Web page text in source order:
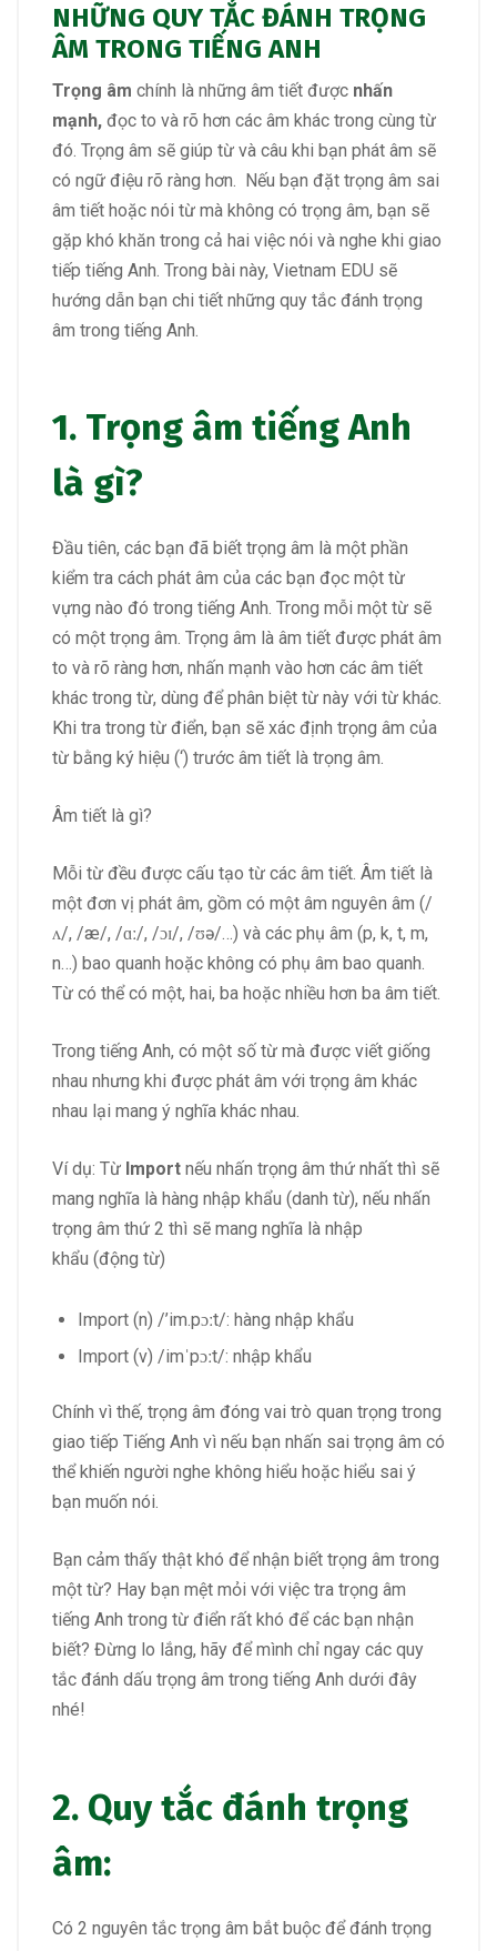
NHỮNG QUY TẮC ĐÁNH TRỌNG
ÂM TRONG TIẾNG ANH
Trọng âm chính là những âm tiết được nhấn
mạnh, đọc to và rõ hơn các âm khác trong cùng từ
đó. Trọng âm sẽ giúp từ và câu khi bạn phát âm sẽ
có ngữ điệu rõ ràng hơn. Nếu bạn đặt trọng âm sai
âm tiết hoặc nói từ mà không có trọng âm, bạn sẽ
gặp khó khăn trong cả hai việc nói và nghe khi giao
tiếp tiếng Anh. Trong bài này, Vietnam EDU sẽ
hướng dẫn bạn chi tiết những quy tắc đánh trọng
âm trong tiếng Anh.
1. Trọng âm tiếng Anh
là gì?
Đầu tiên, các bạn đã biết trọng âm là một phần
kiểm tra cách phát âm của các bạn đọc một từ
vựng nào đó trong tiếng Anh. Trong mỗi một từ sẽ
có một trọng âm. Trọng âm là âm tiết được phát âm
to và rõ ràng hơn, nhấn mạnh vào hơn các âm tiết
khác trong từ, dùng để phân biệt từ này với từ khác.
Khi tra trong từ điển, bạn sẽ xác định trọng âm của
từ bằng ký hiệu (‘) trước âm tiết là trọng âm.
Âm tiết là gì?
Mỗi từ đều được cấu tạo từ các âm tiết. Âm tiết là
một đơn vị phát âm, gồm có một âm nguyên âm (/
ʌ/, /æ/, /ɑː/, /ɔɪ/, /ʊə/…) và các phụ âm (p, k, t, m,
n…) bao quanh hoặc không có phụ âm bao quanh.
Từ có thể có một, hai, ba hoặc nhiều hơn ba âm tiết.
Trong tiếng Anh, có một số từ mà được viết giống
nhau nhưng khi được phát âm với trọng âm khác
nhau lại mang ý nghĩa khác nhau.
Ví dụ: Từ Import nếu nhấn trọng âm thứ nhất thì sẽ
mang nghĩa là hàng nhập khẩu (danh từ), nếu nhấn
trọng âm thứ 2 thì sẽ mang nghĩa là nhập
khẩu (động từ)
Import (n) /’im.pɔːt/: hàng nhập khẩu
Import (v) /imˈpɔːt/: nhập khẩu
Chính vì thế, trọng âm đóng vai trò quan trọng trong
giao tiếp Tiếng Anh vì nếu bạn nhấn sai trọng âm có
thể khiến người nghe không hiểu hoặc hiểu sai ý
bạn muốn nói.
Bạn cảm thấy thật khó để nhận biết trọng âm trong
một từ? Hay bạn mệt mỏi với việc tra trọng âm
tiếng Anh trong từ điển rất khó để các bạn nhận
biết? Đừng lo lắng, hãy để mình chỉ ngay các quy
tắc đánh dấu trọng âm trong tiếng Anh dưới đây
nhé!
2. Quy tắc đánh trọng
âm:
Có 2 nguyên tắc trọng âm bắt buộc để đánh trọng